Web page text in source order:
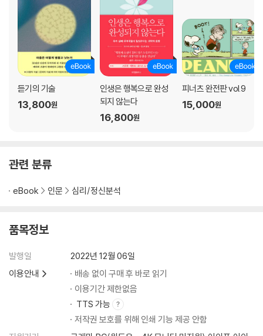
듣기의 기술
13,800원
인생은 행복으로 완성
되지 않는다
16,800원
피너츠 완전판 vol.9
15,000원
관련 분류
eBook 인문 심리/정신분석
품목정보
발행일
2022년 12월 06일
이용안내
배송 없이 구매 후 바로 읽기
이용기간 제한없음
TTS 가능
저작권 보호를 위해 인쇄 기능 제공 안함